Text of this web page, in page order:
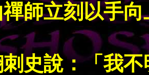
師立刻以手
史說：「我